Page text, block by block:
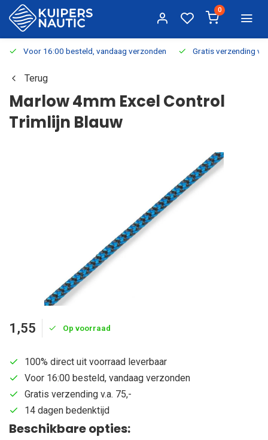
0
Voor 16:00 besteld, vandaag verzonden Gratis verzending
Terug
Marlow 4mm Excel Control
Trimlijn Blauw
1,55 Op voorraad
100% direct uit voorraad leverbaar
Voor 16:00 besteld, vandaag verzonden
Gratis verzending v.a. 75,-
14 dagen bedenktijd
Beschikbare opties: